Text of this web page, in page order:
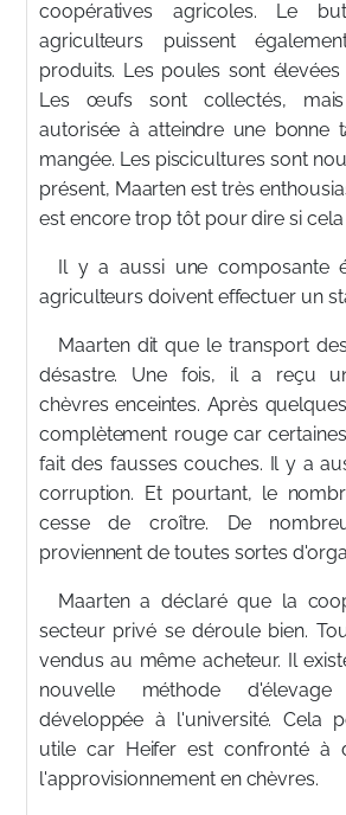
coopératives agricoles. Le
agriculteurs puissent
produits. Les poules sont
Les œufs sont collectés,
autorisée à atteindre une bonne
mangée. Les piscicultures sont
présent, Maarten est très
est encore trop tôt pour dire si
Il y a aussi une composante
agriculteurs doivent effectuer un
Maarten dit que le transport
désastre. Une fois, il a reçu
chèvres enceintes. Après
complètement rouge car
fait des fausses couches. Il y a
corruption. Et pourtant, le
cesse de croître. De
proviennent de toutes sortes
Maarten a déclaré que la
secteur privé se déroule bien.
vendus au même acheteur. Il
nouvelle méthode
développée à l'université. Cela
utile car Heifer est confronté à
l'approvisionnement en chèvres.